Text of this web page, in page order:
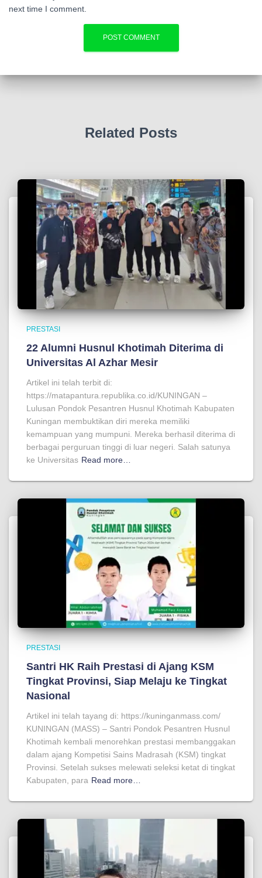
next time I comment.
Related Posts
PRESTASI
22 Alumni Husnul Khotimah Diterima di
Universitas Al Azhar Mesir
Artikel ini telah terbit di:
https://matapantura.republika.co.id/KUNINGAN –
Lulusan Pondok Pesantren Husnul Khotimah Kabupaten
Kuningan membuktikan diri mereka memiliki
kemampuan yang mumpuni. Mereka berhasil diterima di
berbagai perguruan tinggi di luar negeri. Salah satunya
ke Universitas Read more…
PRESTASI
Santri HK Raih Prestasi di Ajang KSM
Tingkat Provinsi, Siap Melaju ke Tingkat
Nasional
Artikel ini telah tayang di: https://kuninganmass.com/
KUNINGAN (MASS) – Santri Pondok Pesantren Husnul
Khotimah kembali menorehkan prestasi membanggakan
dalam ajang Kompetisi Sains Madrasah (KSM) tingkat
Provinsi. Setelah sukses melewati seleksi ketat di tingkat
Kabupaten, para Read more…